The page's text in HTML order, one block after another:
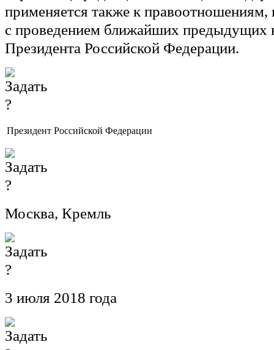
применяется также к
с проведением ближайших предыдущих
Президента Российской Федерации.
Президент Российской Федерации
Москва, Кремль
3 июля 2018 года